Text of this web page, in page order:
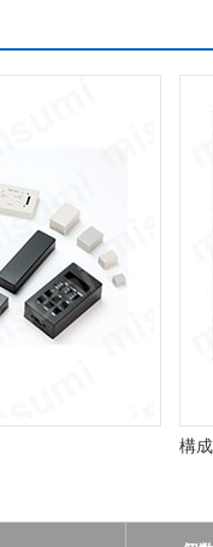
構